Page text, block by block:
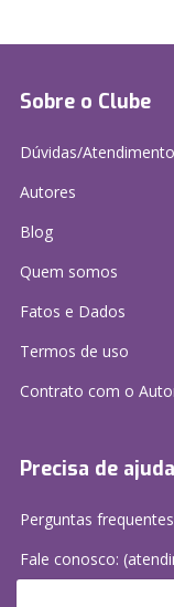
Sobre o Clube
Dúvidas/Atendimento
Autores
Blog
Quem somos
Fatos e Dados
Termos de uso
Contrato com o
Precisa de
Perguntas frequentes
Fale conosco: